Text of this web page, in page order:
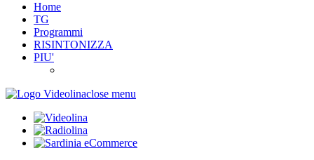
Home
TG
Programmi
RISINTONIZZA
PIU'
close menu